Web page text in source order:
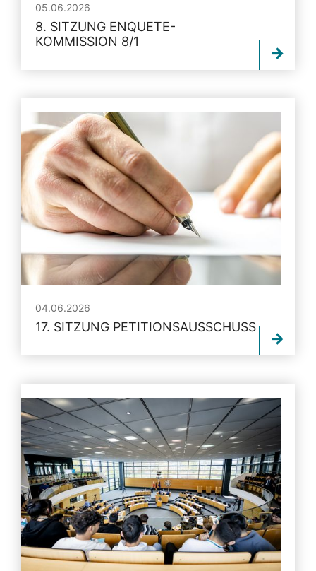
05.06.2026
8. SITZUNG ENQUETE-
KOMMISSION 8/1
04.06.2026
17. SITZUNG PETITIONSAUSSCHUSS